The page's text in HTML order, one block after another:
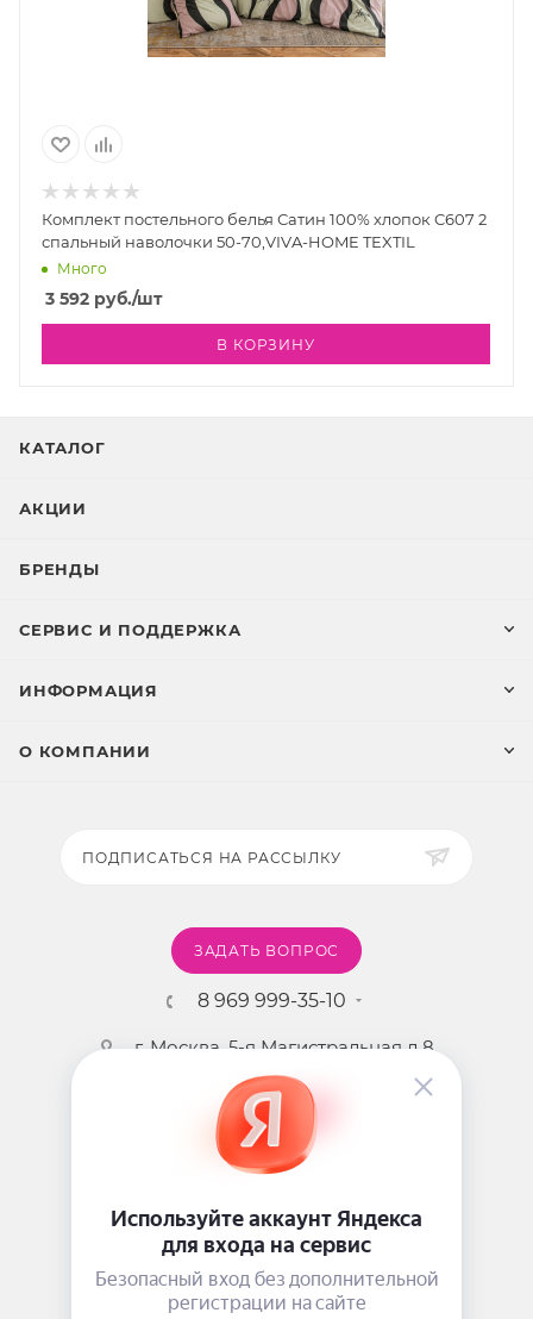
Комплект постельного белья Сатин 100% хлопок C607 2
спальный наволочки 50-70,VIVA-HOME TEXTIL
Много
3 592 руб./шт
В КОРЗИНУ
КАТАЛОГ
АКЦИИ
БРЕНДЫ
СЕРВИС И ПОДДЕРЖКА
ИНФОРМАЦИЯ
О КОМПАНИИ
ПОДПИСАТЬСЯ НА РАССЫЛКУ
ЗАДАТЬ ВОПРОС
8 969 999-35-10
г. Москва, 5-я Магистральная д.8
2009 - 2026 ©Pink-Girl.ru